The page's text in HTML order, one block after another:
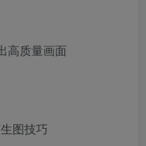
高质量画面
图技巧